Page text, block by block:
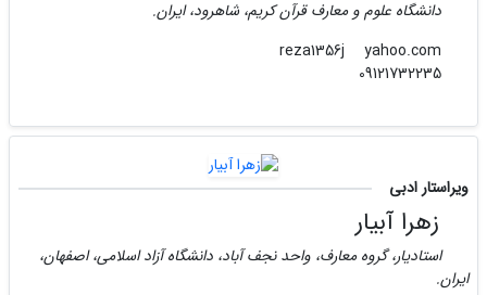
دانشگاه علوم و معارف قرآن کریم، شاهرود، ایران.
yahoo.com
09121732235
ویراستار ادبی
زهرا آبیار
استادیار، گروه معارف، واحد نجف آباد، دانشگاه آزاد اسلامی، اصفهان،
ایران.